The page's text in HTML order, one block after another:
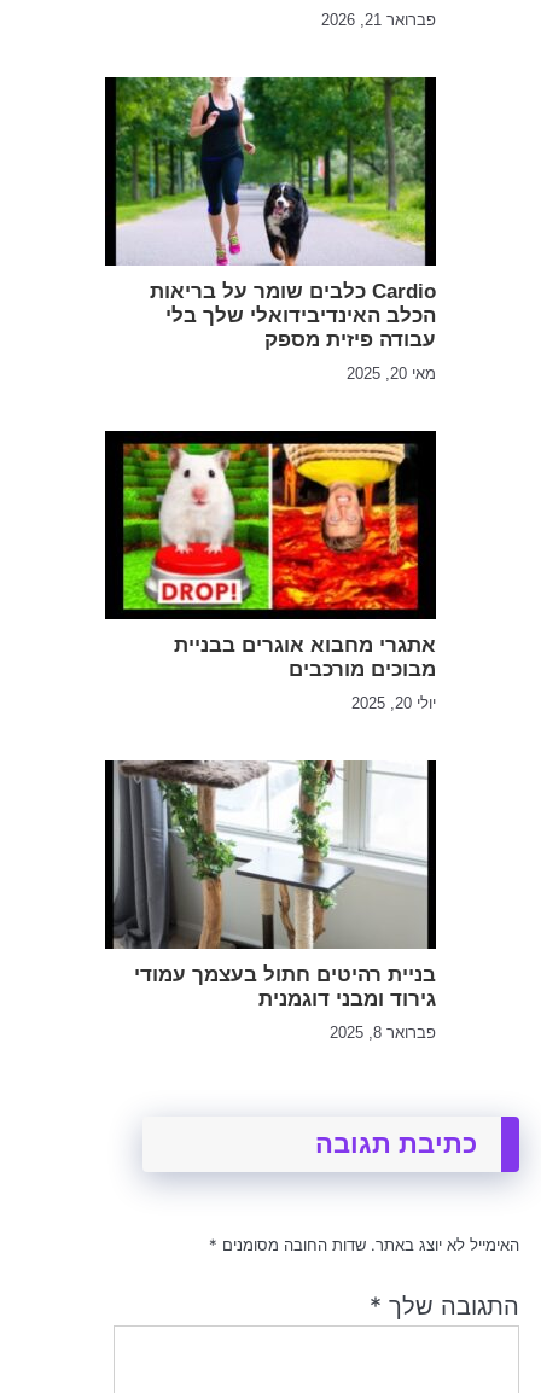
פברואר 21, 2026
Cardio כלבים שומר על בריאות
הכלב האינדיבידואלי שלך בלי
עבודה פיזית מספק
מאי 20, 2025
אתגרי מחבוא אוגרים בבניית
מבוכים מורכבים
יולי 20, 2025
בניית רהיטים חתול בעצמך עמודי
גירוד ומבני דוגמנית
פברואר 8, 2025
כתיבת תגובה
האימייל לא יוצג באתר. שדות החובה מסומנים *
התגובה שלך *